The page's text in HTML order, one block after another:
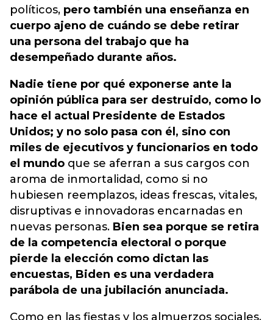
políticos, pero también una enseñanza en
cuerpo ajeno de cuándo se debe retirar
una persona del trabajo que ha
desempeñado durante años.
Nadie tiene por qué exponerse ante la
opinión pública para ser destruido, como lo
hace el actual Presidente de Estados
Unidos; y no solo pasa con él, sino con
miles de ejecutivos y funcionarios en todo
el mundo que se aferran a sus cargos con
aroma de inmortalidad, como si no
hubiesen reemplazos, ideas frescas, vitales,
disruptivas e innovadoras encarnadas en
nuevas personas. Bien sea porque se retira
de la competencia electoral o porque
pierde la elección como dictan las
encuestas, Biden es una verdadera
parábola de una jubilación anunciada.
Como en las fiestas y los almuerzos sociales,